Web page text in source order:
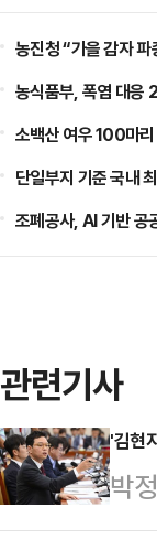
농진청 “가을 감자 파
농식품부, 폭염 대응
소백산 여우 100마
단일부지 기준 국내
조폐공사, AI 기반 공
관련기사
'김현
박
보